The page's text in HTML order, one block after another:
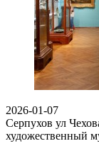
2026-01-07
Серпухов ул
художественный